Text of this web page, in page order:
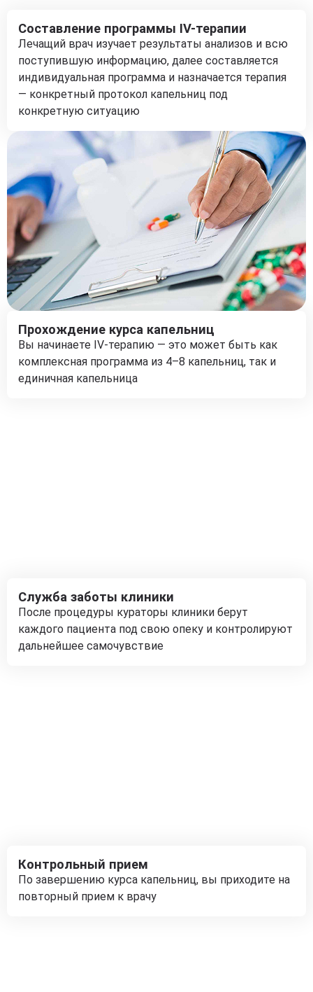
Составление программы IV-терапии
Лечащий врач изучает результаты анализов и всю
поступившую информацию, далее составляется
индивидуальная программа и назначается терапия
— конкретный протокол капельниц под
конкретную ситуацию
Прохождение курса капельниц
Вы начинаете IV-терапию — это может быть как
комплексная программа из 4–8 капельниц, так и
единичная капельница
Служба заботы клиники
После процедуры кураторы клиники берут
каждого пациента под свою опеку и контролируют
дальнейшее самочувствие
Контрольный прием
По завершению курса капельниц, вы приходите на
повторный прием к врачу